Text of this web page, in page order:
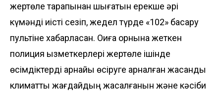
жертөле тарапынан шығатын ерекше әрі
күмәнді иісті сезіп, жедел түрде «102» басқару
пультіне хабарласқан. Оқиға орнына жеткен
полиция қызметкерлері жертөле ішінде
өсімдіктерді арнайы өсіруге арналған жасанды
климаттық жағдайдың жасалғанын және кәсіби